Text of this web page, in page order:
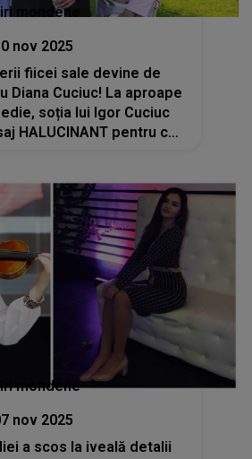
mondene
nov 2025
fiicei sale devine de
Diana Cuciuc! La aproape
soția lui Igor Cuciuc
HALUCINANT pentru cei
mondene
nov 2025
a scos la iveală detalii